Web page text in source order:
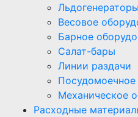
Льдогенераторы
Весовое
Барное
Салат-бары
Линии раздачи
Механическое
Расходные